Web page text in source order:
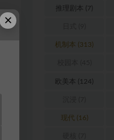
推理剧本 (7)
机制本 (313)
欧美本 (124)
现代 (16)
×